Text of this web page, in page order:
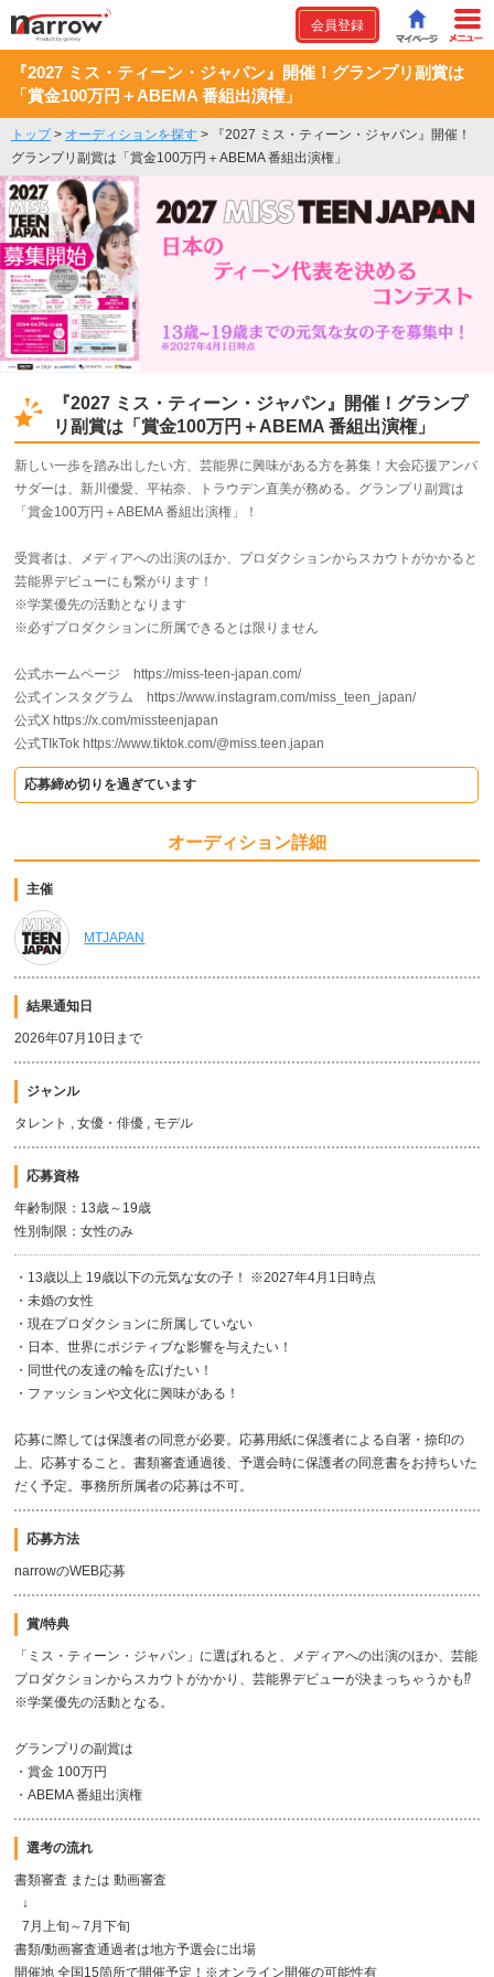
会員登録
『2027 ミス・ティーン・ジャパン』開催！グランプリ副賞は
「賞金100万円＋ABEMA 番組出演権」
トップ> オーディションを探す >
『2027 ミス・ティーン・ジャパン』開催！
グランプリ副賞は「賞金100万円＋ABEMA 番組出演権」
『2027 ミス・ティーン・ジャパン』開催！グランプ
リ副賞は「賞金100万円＋ABEMA 番組出演権」
新しい一歩を踏み出したい方、芸能界に興味がある方を募集！大会応援アンバ
サダーは、新川優愛、平祐奈、トラウデン直美が務める。グランプリ副賞は
「賞金100万円＋ABEMA 番組出演権」！
受賞者は、メディアへの出演のほか、プロダクションからスカウトがかかると
芸能界デビューにも繋がります！
※学業優先の活動となります
※必ずプロダクションに所属できるとは限りません
公式ホームページ https://miss-teen-japan.com/
公式インスタグラム https://www.instagram.com/miss_teen_japan/
公式X https://x.com/missteenjapan
公式TIkTok https://www.tiktok.com/@miss.teen.japan
応募締め切りを過ぎています
オーディション詳細
主催
MTJAPAN
結果通知日
2026年07月10日まで
ジャンル
タレント , 女優・俳優 , モデル
応募資格
年齢制限：13歳～19歳
性別制限：女性のみ
・13歳以上 19歳以下の元気な女の子！ ※2027年4月1日時点
・未婚の女性
・現在プロダクションに所属していない
・日本、世界にポジティブな影響を与えたい！
・同世代の友達の輪を広げたい！
・ファッションや文化に興味がある！
応募に際しては保護者の同意が必要。応募用紙に保護者による自署・捺印の
上、応募すること。書類審査通過後、予選会時に保護者の同意書をお持ちいた
だく予定。事務所所属者の応募は不可。
応募方法
narrowのWEB応募
賞/特典
「ミス・ティーン・ジャパン」に選ばれると、メディアへの出演のほか、芸能
プロダクションからスカウトがかかり、芸能界デビューが決まっちゃうかも⁉
※学業優先の活動となる。
グランプリの副賞は
・賞金 100万円
・ABEMA 番組出演権
選考の流れ
書類審査 または 動画審査
↓
7月上旬～7月下旬
書類/動画審査通過者は地方予選会に出場
開催地 全国15箇所で開催予定！※オンライン開催の可能性有